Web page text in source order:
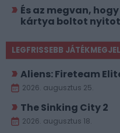
És az megvan,
kártya boltot
LEGFRISSEBB
Aliens: Fireteam
2026. augusztus 25.
The Sinking City 2
2026. augusztus 18.